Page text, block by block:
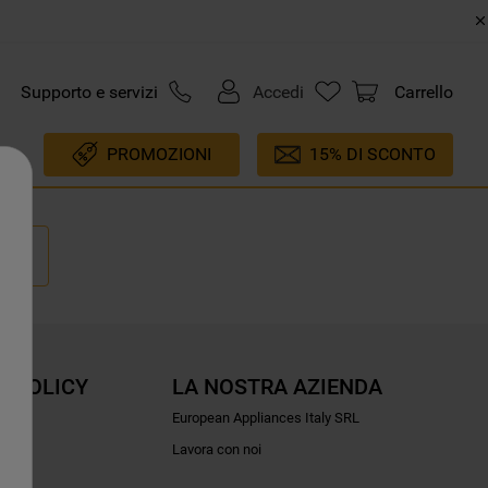
Supporto e servizi Accedi Carrello
PROMOZIONI 15% DI SCONTO
POLICY LA NOSTRA AZIENDA
European Appliances Italy SRL
Lavora con noi